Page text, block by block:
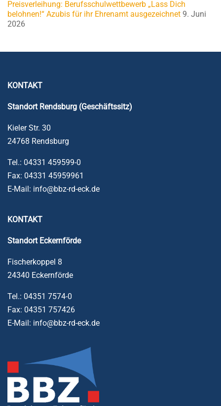
Preisverleihung: Berufsschulwettbewerb „Lass Dich
belohnen!“ Azubis für ihr Ehrenamt ausgezeichnet 9. Juni
2026
KONTAKT
Standort Rendsburg (Geschäftssitz)
Kieler Str. 30
24768 Rendsburg
Tel.: 04331 459599-0
Fax: 04331 45959961
E-Mail: info@bbz-rd-eck.de
KONTAKT
StandortEckernförde
Fischerkoppel 8
24340 Eckernförde
Tel.: 04351 7574-0
Fax: 04351 757426
E-Mail: info@bbz-rd-eck.de